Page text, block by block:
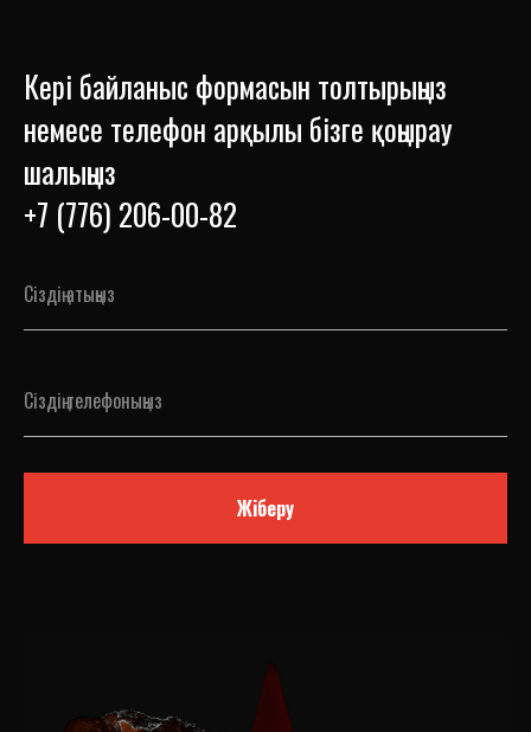
Кері байланыс формасын толтырыңыз
немесе телефон арқылы бізге қоңырау
шалыңыз
+7 (776) 206-00-82
Жіберу